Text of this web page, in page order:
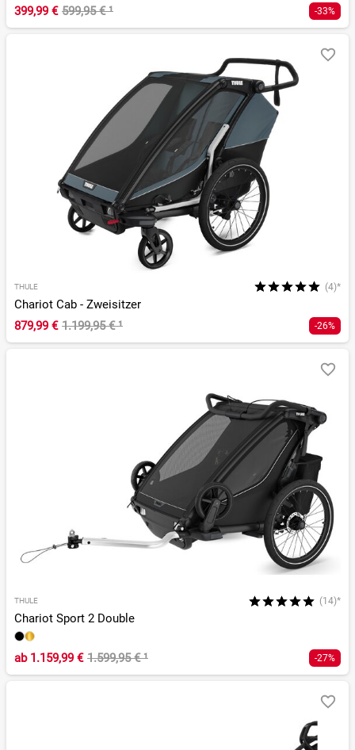
399,99 € 599,95 €¹ -33%
THULE (4)*
Chariot Cab - Zweisitzer
879,99 € 1.199,95 €¹ -26%
THULE (14)*
Chariot Sport 2 Double
ab1.159,99 € 1.599,95 €¹ -27%